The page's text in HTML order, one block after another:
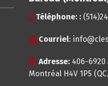
Téléphone: :
Courriel:
Adresse: 406-6920
Montréal H4V 1P5